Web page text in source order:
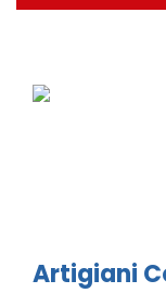
Artigiani